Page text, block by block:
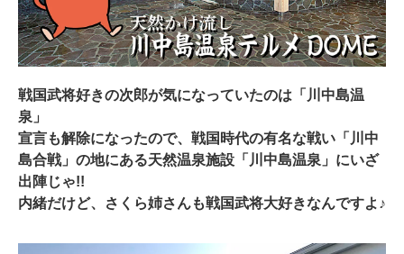
戦国武将好きの次郎が気になっていたのは「川中島温
泉」
宣言も解除になったので、戦国時代の有名な戦い「川中
島合戦」の地にある天然温泉施設「川中島温泉」にいざ
出陣じゃ!!
内緒だけど、さくら姉さんも戦国武将大好きなんですよ♪